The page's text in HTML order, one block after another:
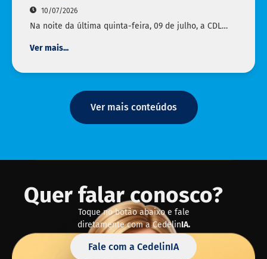
10/07/2026
Na noite da última quinta-feira, 09 de julho, a CDL…
Ver mais...
Ver mais conteúdos
Quer falar conosco?
Toque no botão abaixo e fale
diretamente com a CedelinIA.
Fale com a CedelinIA